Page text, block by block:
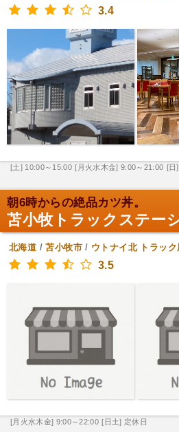
3.4
[土] 10:00～15:00 [月火水木金] 9:00～21:00 [日
朝6時からの絶品カツ丼。
苫小牧トラックステー
北海道 /苫小牧市/ ウトナイ北 トラッ
3.5
[月火水木金] 9:00～22:00 [日土] 定休日